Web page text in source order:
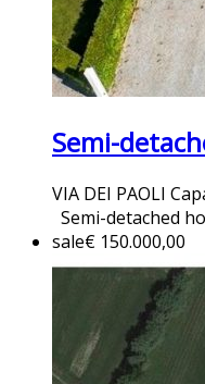
Semi-
VIA DEI PAOLI
Semi-detached
sale€ 150.000,00